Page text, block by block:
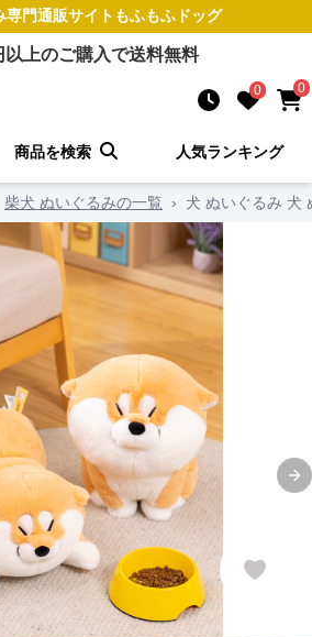
専門通販サイト もふもふドッグ
以上のご購入で送料無料
0 0
商品を検索 人気ランキング
柴犬 ぬいぐるみの一覧 › 犬 ぬいぐるみ 犬